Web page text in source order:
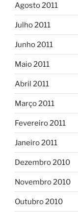
Agosto 2011
Julho 2011
Junho 2011
Maio 2011
Abril 2011
Março 2011
Fevereiro 2011
Janeiro 2011
Dezembro 2010
Novembro 2010
Outubro 2010